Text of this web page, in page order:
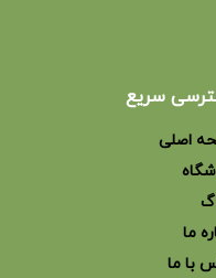
سریع
اصلی
ما
با ما